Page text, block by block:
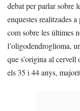
debat per parlar sobre
enquestes realitzades
com sobre les últimes
l’oligodendroglioma,
que s’origina al cervell
els 35 i 44 anys,